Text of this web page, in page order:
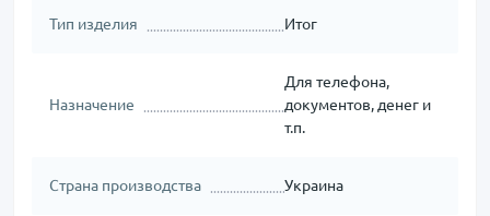
Тип изделия Итог
Назначение
Для телефона,
документов, денег и
т.п.
Страна производства Украина